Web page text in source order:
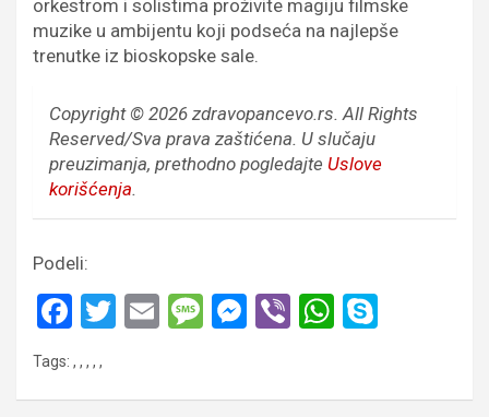
orkestrom i solistima proživite magiju filmske
muzike u ambijentu koji podseća na najlepše
trenutke iz bioskopske sale.
Copyright © 2026 zdravopancevo.rs. All Rights
Reserved/Sva prava zaštićena. U slučaju
preuzimanja, prethodno pogledajte Uslove
korišćenja.
Podeli:
F
ce
T
E
M M Vi W
Tags: , , , , ,